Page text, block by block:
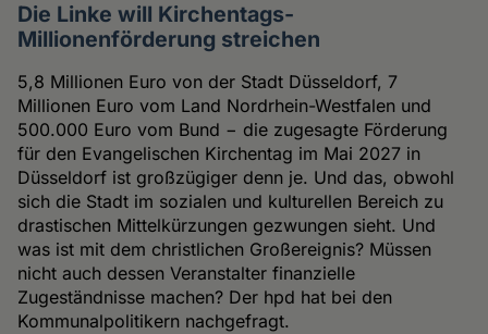
Die Linke will Kirchentags-
Millionenförderung streichen
5,8 Millionen Euro von der Stadt Düsseldorf, 7
Millionen Euro vom Land Nordrhein-Westfalen und
500.000 Euro vom Bund − die zugesagte Förderung
für den Evangelischen Kirchentag im Mai 2027 in
Düsseldorf ist großzügiger denn je. Und das, obwohl
sich die Stadt im sozialen und kulturellen Bereich zu
drastischen Mittelkürzungen gezwungen sieht. Und
was ist mit dem christlichen Großereignis? Müssen
nicht auch dessen Veranstalter finanzielle
Zugeständnisse machen? Der hpd hat bei den
Kommunalpolitikern nachgefragt.